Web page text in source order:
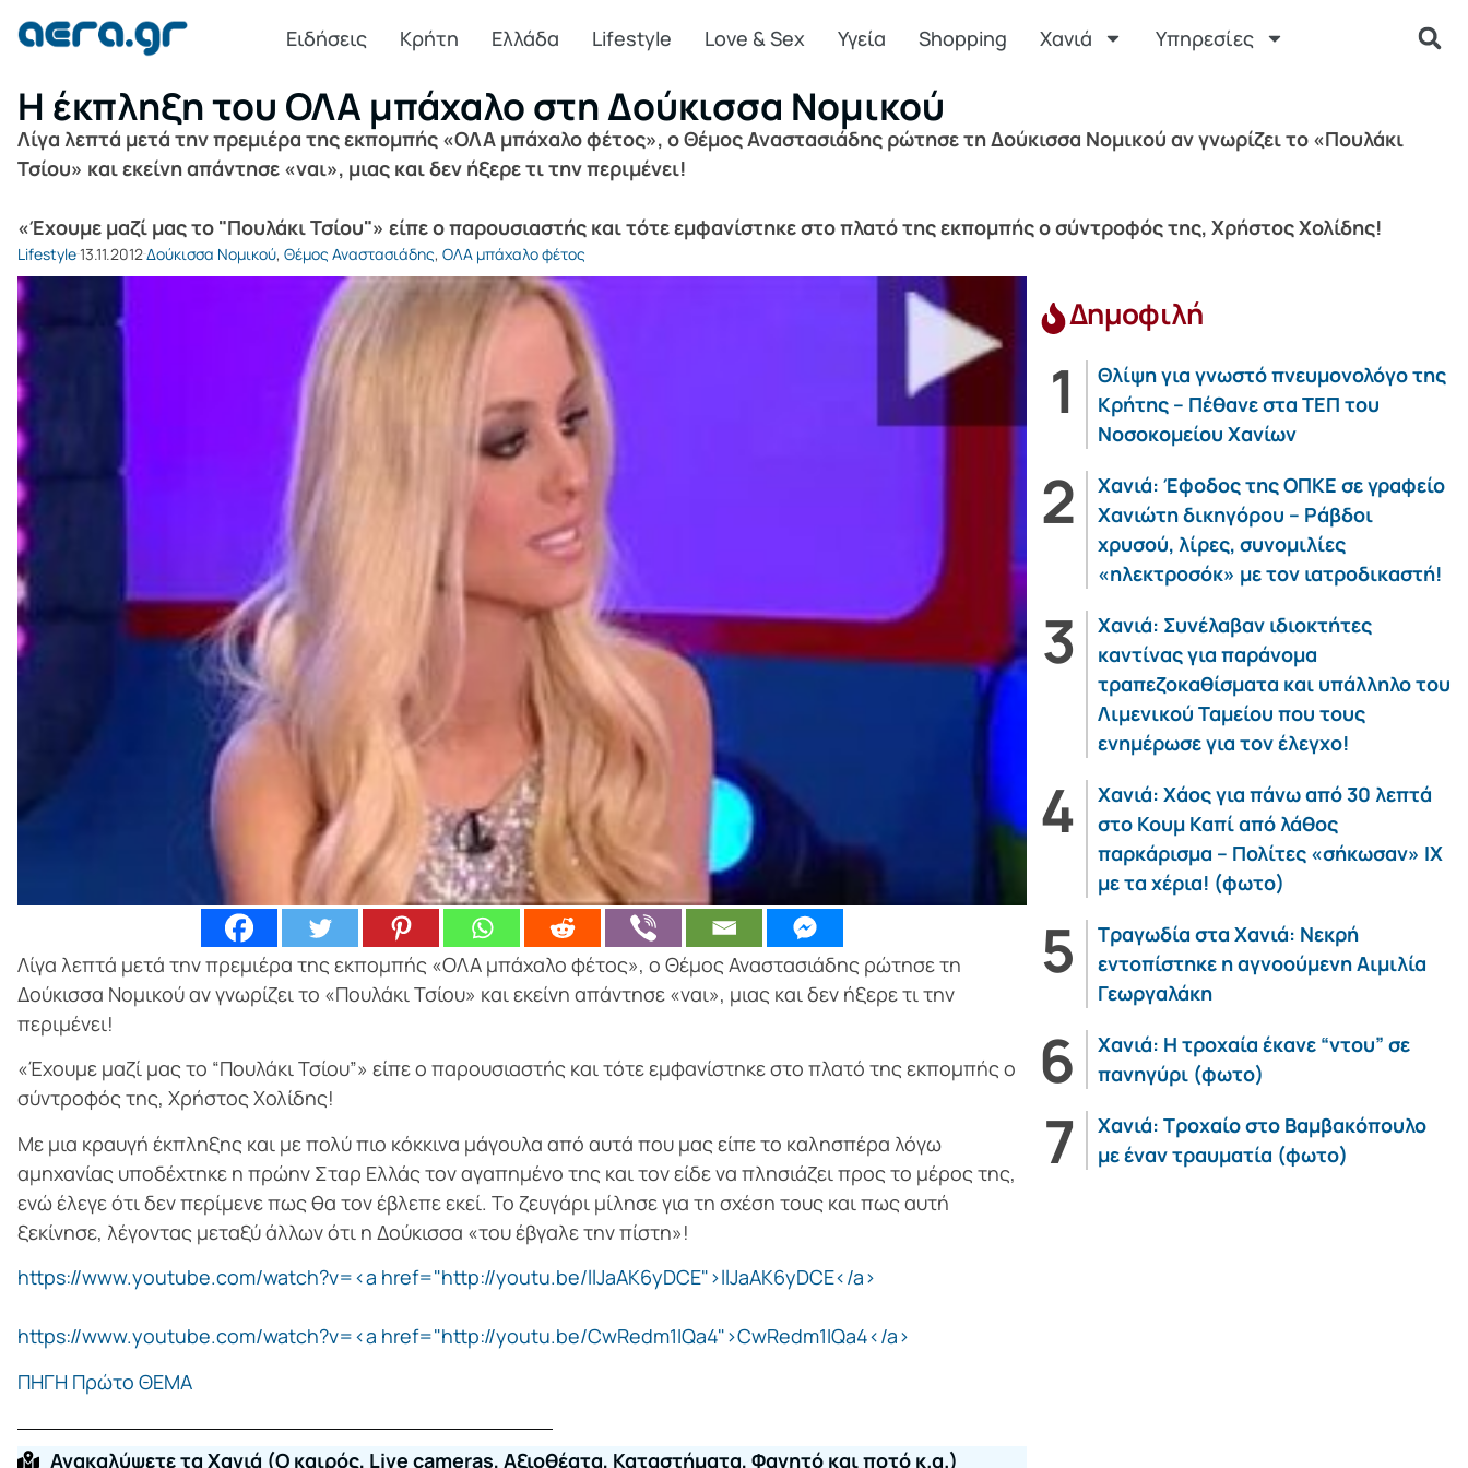
Ειδήσεις Κρήτη Ελλάδα Lifestyle Love & Sex Υγεία Shopping Χανιά Υπηρεσίες
Η έκπληξη του ΟΛΑ μπάχαλο στη Δούκισσα Νομικού
Λίγα λεπτά μετά την πρεμιέρα της εκπομπής «ΟΛΑ μπάχαλο φέτος», ο Θέμος Αναστασιάδης ρώτησε τη Δούκισσα Νομικού αν γνωρίζει το «Πουλάκι
Τσίου» και εκείνη απάντησε «ναι», μιας και δεν ήξερε τι την περιμένει!
«Έχουμε μαζί μας το "Πουλάκι Τσίου"» είπε ο παρουσιαστής και τότε εμφανίστηκε στο πλατό της εκπομπής ο σύντροφός της, Χρήστος Χολίδης!
Lifestyle13.11.2012Δούκισσα Νομικού, Θέμος Αναστασιάδης, ΟΛΑ μπάχαλο φέτος
Λίγα λεπτά μετά την πρεμιέρα της εκπομπής «ΟΛΑ μπάχαλο φέτος», ο Θέμος Αναστασιάδης ρώτησε τη
Δούκισσα Νομικού αν γνωρίζει το «Πουλάκι Τσίου» και εκείνη απάντησε «ναι», μιας και δεν ήξερε τι την
περιμένει!
«Έχουμε μαζί μας το “Πουλάκι Τσίου”» είπε ο παρουσιαστής και τότε εμφανίστηκε στο πλατό της εκπομπής ο
σύντροφός της, Χρήστος Χολίδης!
Με μια κραυγή έκπληξης και με πολύ πιο κόκκινα μάγουλα από αυτά που μας είπε το καλησπέρα λόγω
αμηχανίας υποδέχτηκε η πρώην Σταρ Ελλάς τον αγαπημένο της και τον είδε να πλησιάζει προς το μέρος της,
ενώ έλεγε ότι δεν περίμενε πως θα τον έβλεπε εκεί. Το ζευγάρι μίλησε για τη σχέση τους και πως αυτή
ξεκίνησε, λέγοντας μεταξύ άλλων ότι η Δούκισσα «του έβγαλε την πίστη»!
https://www.youtube.com/watch?v=<a href="http://youtu.be/llJaAK6yDCE">llJaAK6yDCE</a>
https://www.youtube.com/watch?v=<a href="http://youtu.be/CwRedm1IQa4">CwRedm1IQa4</a>
ΠΗΓΗ Πρώτο ΘΕΜΑ
Ανακαλύψετε τα Χανιά (O καιρός, Live cameras, Αξιοθέατα, Καταστήματα, Φαγητό και ποτό κ.α.)
Δημοφιλή
Θλίψη για γνωστό πνευμονολόγο της
Κρήτης – Πέθανε στα ΤΕΠ του
Νοσοκομείου Χανίων
Χανιά: Έφοδος της ΟΠΚΕ σε γραφείο
Χανιώτη δικηγόρου – Ράβδοι
χρυσού, λίρες, συνομιλίες
«ηλεκτροσόκ» με τον ιατροδικαστή!
Χανιά: Συνέλαβαν ιδιοκτήτες
καντίνας για παράνομα
τραπεζοκαθίσματα και υπάλληλο του
Λιμενικού Ταμείου που τους
ενημέρωσε για τον έλεγχο!
Χανιά: Χάος για πάνω από 30 λεπτά
στο Κουμ Καπί από λάθος
παρκάρισμα – Πολίτες «σήκωσαν» ΙΧ
με τα χέρια! (φωτο)
Τραγωδία στα Χανιά: Νεκρή
εντοπίστηκε η αγνοούμενη Αιμιλία
Γεωργαλάκη
Χανιά: Η τροχαία έκανε “ντου” σε
πανηγύρι (φωτο)
Χανιά: Τροχαίο στο Βαμβακόπουλο
με έναν τραυματία (φωτο)